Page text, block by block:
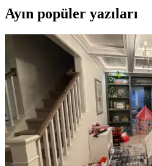
Ayın popüler yazıları